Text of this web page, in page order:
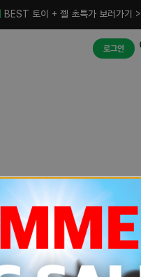
BEST 토이 + 젤 초특가 보러가기 >
로그인
예상치 못한 에러입니다.